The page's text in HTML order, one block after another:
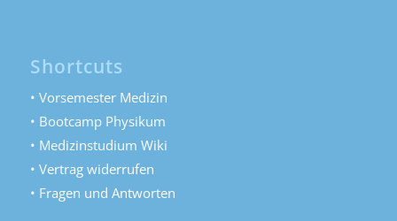
Shortcuts
• Vorsemester Medizin
• Bootcamp Physikum
• Medizinstudium Wiki
• Vertrag widerrufen
• Fragen und Antworten